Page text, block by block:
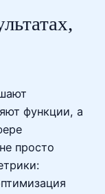
функции, а
просто